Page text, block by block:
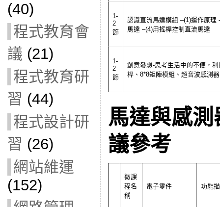
(40)
程式教育會
議 (21)
程式教育研
習 (44)
程式設計研
習 (26)
網站維運
(152)
1-
2
節
認識直流馬達模組 –(1)運作原理
馬達 –(4)用搖桿控制直流馬達
1-
2
節
創意發想-思考生活中的不便，
桿、8*8矩陣模組、超音波感測
馬達與感
議參考
微課
程名
稱
電子零件 功能